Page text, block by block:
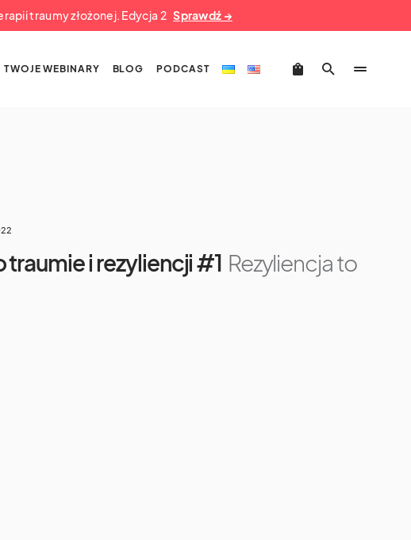
traumy złożonej. Edycja 2 Sprawdź →
TWOJE WEBINARY BLOG PODCAST
traumie i rezyliencji #1 Rezyliencja to